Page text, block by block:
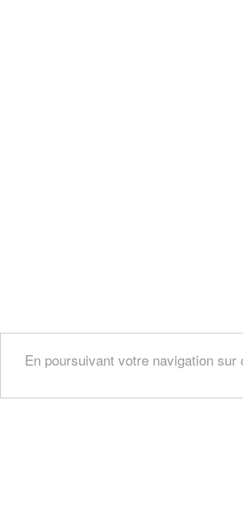
En poursuivant votre navigation